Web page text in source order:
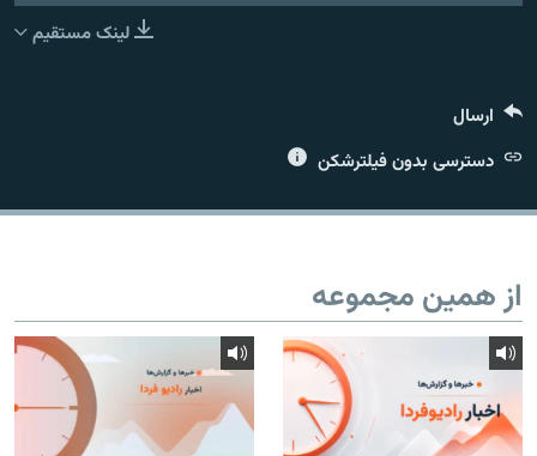
لینک مستقیم
ارسال
دسترسی بدون فیلترشکن
از همین مجموعه